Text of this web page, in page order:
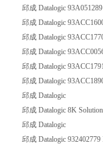
邱成 Datalogic
邱成 Datalogic
邱成 Datalogic
邱成 Datalogic
邱成 Datalogic
邱成 Datalogic
邱成 Datalogic
邱成 Datalogic 8K
邱成 Datalogic
邱成 Datalogic